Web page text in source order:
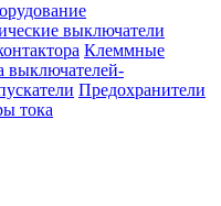
выключатели
Клеммные
выключателей-
Предохранители
тока